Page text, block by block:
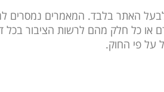
לבעל האתר בלבד. המאמרים
כל חלק מהם לרשות הציבור בכל
על פי החוק.